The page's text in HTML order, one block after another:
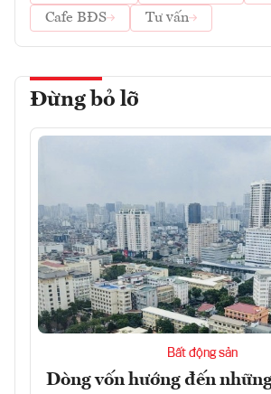
Cafe BĐS
Tư vấn
Đừng bỏ lỡ
Bất động sản
Dòng vốn hướng đến